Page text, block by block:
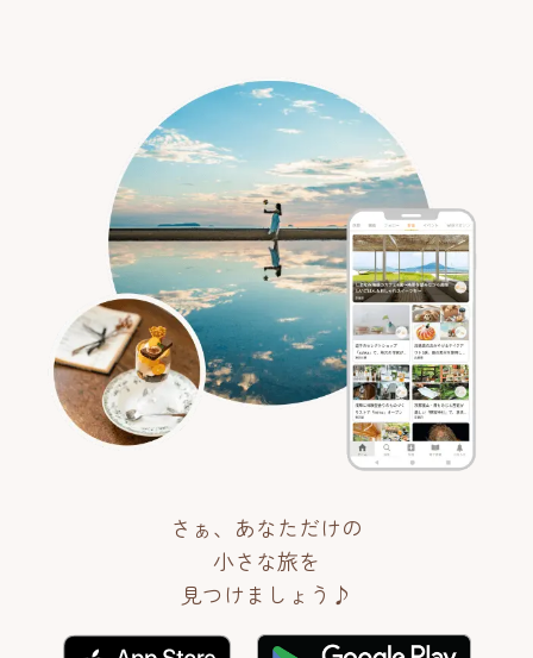
さぁ、あなただけの
小さな旅を
見つけましょう♪